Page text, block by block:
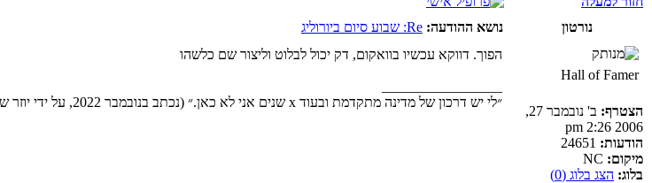
נורטון
נושא ההודעה: Re: שבוע סיום ביורוליג
Hall of Famer
הצטרף:
ב' נובמבר 27,
2006 2:26 pm
הודעות:
מיקום:
בלוג: הצג בלוג (0)
הפוך. דווקא עכשיו בוואקום, דק יכול לבלוט וליצור שם כלשהו
״לי יש דרכון של מדינה מתקדמת ובעוד x שנים אני לא כאן.״ (נכתב בנובמבר 2022, על ידי יוזר שאיננו אני).